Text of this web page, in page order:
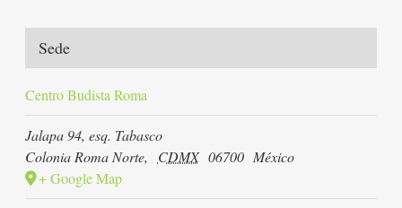
Sede
Centro Budista Roma
Jalapa 94, esq. Tabasco
Colonia Roma Norte, CDMX 06700 México
+ Google Map